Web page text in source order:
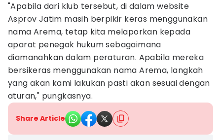
"Apabila dari klub tersebut, di dalam website
Asprov Jatim masih berpikir keras menggunakan
nama Arema, tetap kita melaporkan kepada
aparat penegak hukum sebagaimana
diamanahkan dalam peraturan. Apabila mereka
bersikeras menggunakan nama Arema, langkah
yang akan kami lakukan pasti akan sesuai dengan
aturan," pungkasnya.
Share Article